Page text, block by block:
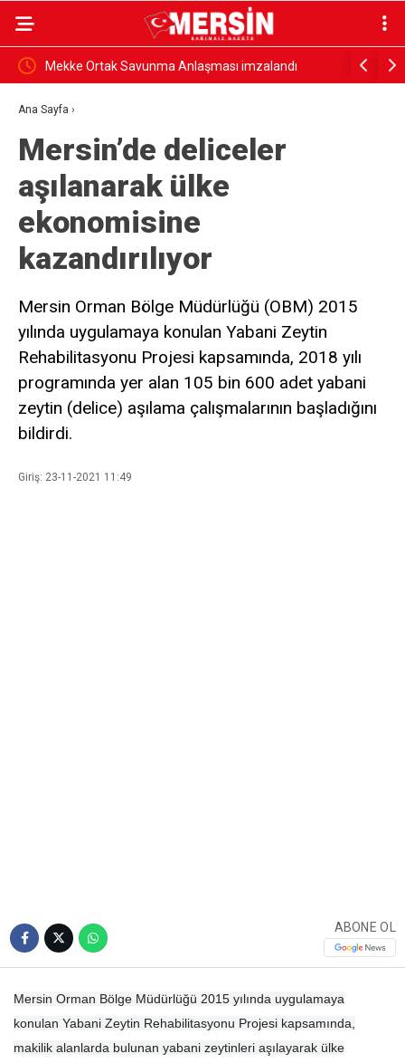
Mekke Ortak Savunma Anlaşması imzalandı Kıratlı:
Ana Sayfa ›
Mersin’de deliceler
aşılanarak ülke
ekonomisine
kazandırılıyor
Mersin Orman Bölge Müdürlüğü (OBM) 2015
yılında uygulamaya konulan Yabani Zeytin
Rehabilitasyonu Projesi kapsamında, 2018 yılı
programında yer alan 105 bin 600 adet yabani
zeytin (delice) aşılama çalışmalarının başladığını
bildirdi.
Giriş: 23-11-2021 11:49
ABONE OL
Mersin Orman Bölge Müdürlüğü 2015 yılında uygulamaya
konulan Yabani Zeytin Rehabilitasyonu Projesi kapsamında,
makilik alanlarda bulunan yabani zeytinleri aşılayarak ülke